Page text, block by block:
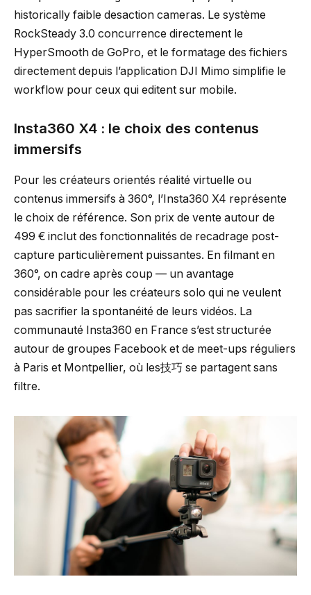
historically faible desaction cameras. Le système
RockSteady 3.0 concurrence directement le
HyperSmooth de GoPro, et le formatage des fichiers
directement depuis l’application DJI Mimo simplifie le
workflow pour ceux qui editent sur mobile.
Insta360 X4 : le choix des contenus
immersifs
Pour les créateurs orientés réalité virtuelle ou
contenus immersifs à 360°, l’Insta360 X4 représente
le choix de référence. Son prix de vente autour de
499 € inclut des fonctionnalités de recadrage post-
capture particulièrement puissantes. En filmant en
360°, on cadre après coup — un avantage
considérable pour les créateurs solo qui ne veulent
pas sacrifier la spontanéité de leurs vidéos. La
communauté Insta360 en France s’est structurée
autour de groupes Facebook et de meet-ups réguliers
à Paris et Montpellier, où les技巧 se partagent sans
filtre.